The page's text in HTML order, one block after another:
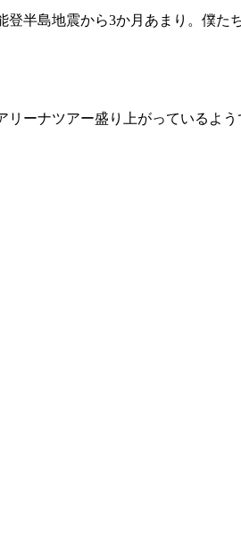
半島地震から3か月あまり。僕
リーナツアー盛り上がっている